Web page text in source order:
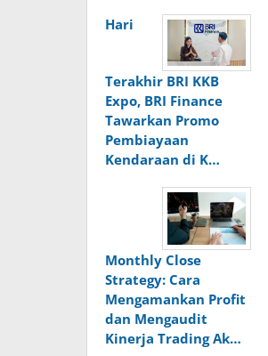
Hari
Terakhir BRI KKB
Expo, BRI Finance
Tawarkan Promo
Pembiayaan
Kendaraan di K…
Monthly Close
Strategy: Cara
Mengamankan Profit
dan Mengaudit
Kinerja Trading Ak…